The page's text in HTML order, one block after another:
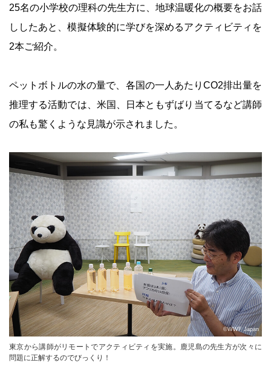
25名の小学校の理科の先生方に、地球温暖化の概要をお話
ししたあと、模擬体験的に学びを深めるアクティビティを
2本ご紹介。
ペットボトルの水の量で、各国の一人あたりCO2排出量を
推理する活動では、米国、日本ともずばり当てるなど講師
の私も驚くような見識が示されました。
©WWF Japan
東京から講師がリモートでアクティビティを実施。鹿児島の先生方が次々に
問題に正解するのでびっくり！